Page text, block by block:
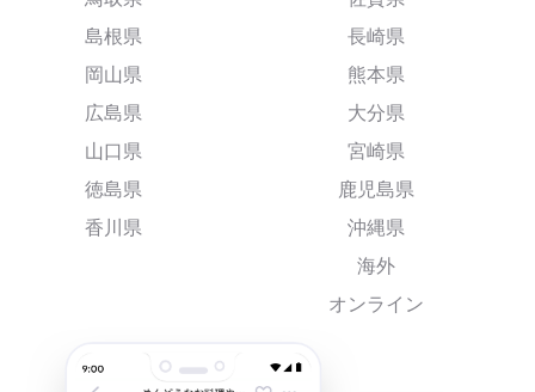
島根県
岡山県
広島県
山口県
徳島県
香川県
長崎県
熊本県
大分県
宮崎県
鹿児島県
沖縄県
海外
オンライン